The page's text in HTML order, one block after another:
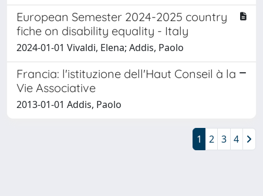
European Semester 2024-2025 country
fiche on disability equality - Italy
2024-01-01 Vivaldi, Elena; Addis, Paolo
Francia: l'istituzione dell'Haut Conseil à la
Vie Associative
2013-01-01 Addis, Paolo
1 2 3 4